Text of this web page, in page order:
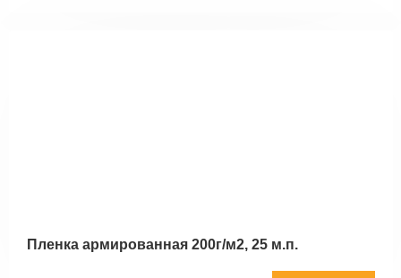
Пленка армированная 200г/м2, 25 м.п.